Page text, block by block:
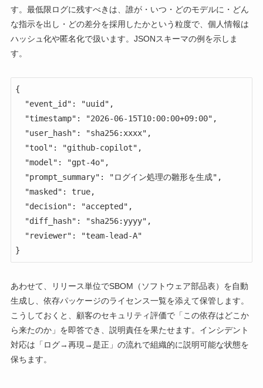
す。最低限ログに残すべきは、誰が・いつ・どのモデルに・どん
な指示を出し・どの差分を採用したかという粒度で、個人情報は
ハッシュ化や匿名化で扱います。JSONスキーマの例を示しま
す。
{
}
あわせて、リリース単位でSBOM（ソフトウェア部品表）を自動
生成し、依存パッケージのライセンス一覧を添えて保管します。
こうしておくと、顧客のセキュリティ評価で「この依存はどこか
ら来たのか」を即答でき、説明責任を果たせます。インシデント
対応は「ログ→再現→是正」の流れで組織的に説明可能な状態を
保ちます。